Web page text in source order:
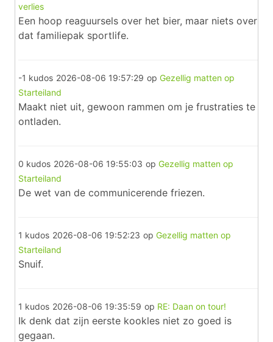
verlies
Een hoop reaguursels over het bier, maar niets over
dat familiepak sportlife.
-1 kudos 2026-08-06 19:57:29 op Gezellig matten op
Starteiland
Maakt niet uit, gewoon rammen om je frustraties te
ontladen.
0 kudos 2026-08-06 19:55:03 op Gezellig matten op
Starteiland
De wet van de communicerende friezen.
1 kudos 2026-08-06 19:52:23 op Gezellig matten op
Starteiland
Snuif.
1 kudos 2026-08-06 19:35:59 op RE: Daan on tour!
Ik denk dat zijn eerste kookles niet zo goed is
gegaan.